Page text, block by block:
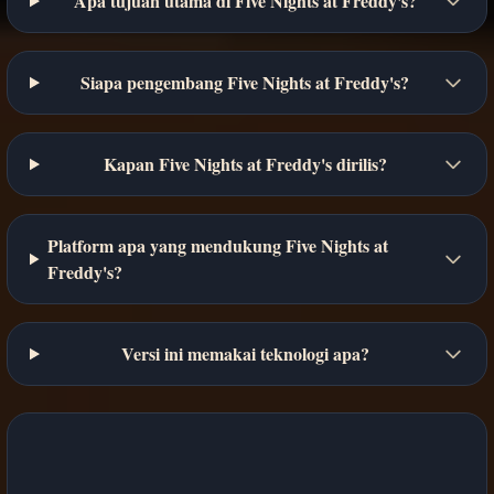
Siapa pengembang Five Nights at Freddy's?
Kapan Five Nights at Freddy's dirilis?
Platform apa yang mendukung Five Nights at
Freddy's?
Versi ini memakai teknologi apa?